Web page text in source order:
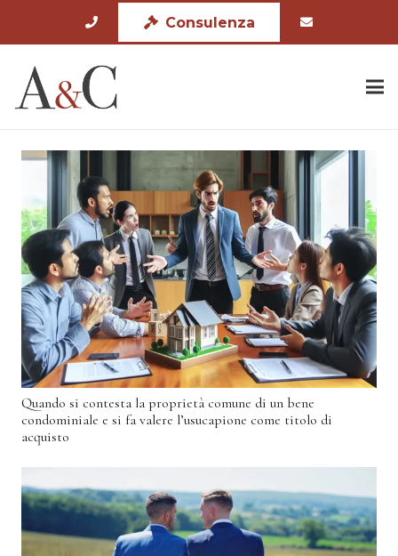
Consulenza
Quando si contesta la proprietà comune di un bene
condominiale e si fa valere l’usucapione come titolo di
acquisto